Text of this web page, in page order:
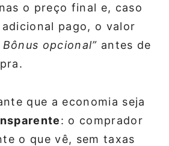
o preço final e, caso
pago, o valor
Bônus opcional” antes de
que a economia seja
: o comprador
o que vê, sem taxas